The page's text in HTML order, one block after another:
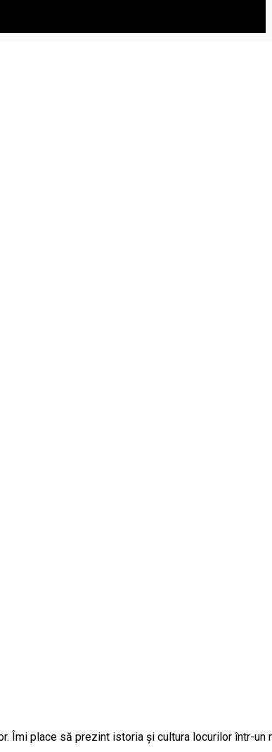
place să prezint istoria și cultura locurilor într-un